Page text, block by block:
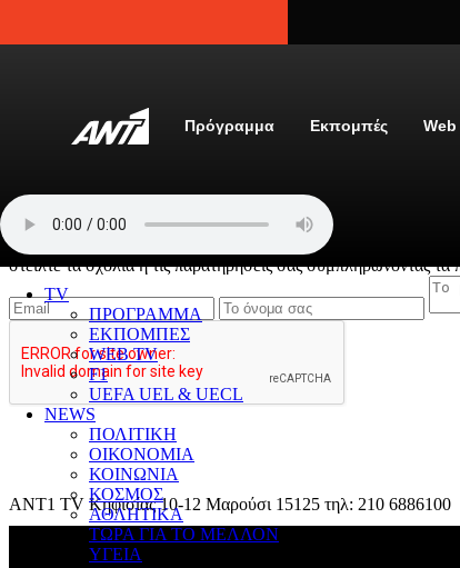
Πρόγραμμα Εκπομπές Web
TV
ΠΡΟΓΡΑΜΜΑ
ΕΚΠΟΜΠΕΣ
WEB TV
F1
UEFA UEL & UECL
NEWS
ΠΟΛΙΤΙΚΗ
ΟΙΚΟΝΟΜΙΑ
ΚΟΙΝΩΝΙΑ
ΚΟΣΜΟΣ
ΑΘΛΗΤΙΚΑ
ΤΩΡΑ ΓΙΑ ΤΟ ΜΕΛΛΟΝ
ΥΓΕΙΑ
Σελίδα Επικοινωνίας
στείλτε τα σχόλια ή τις παρατηρήσεις σας συμπληρώνοντας
ANT1 TV Κηφισίας 10-12 Μαρούσι 15125 τηλ: 210 6886100